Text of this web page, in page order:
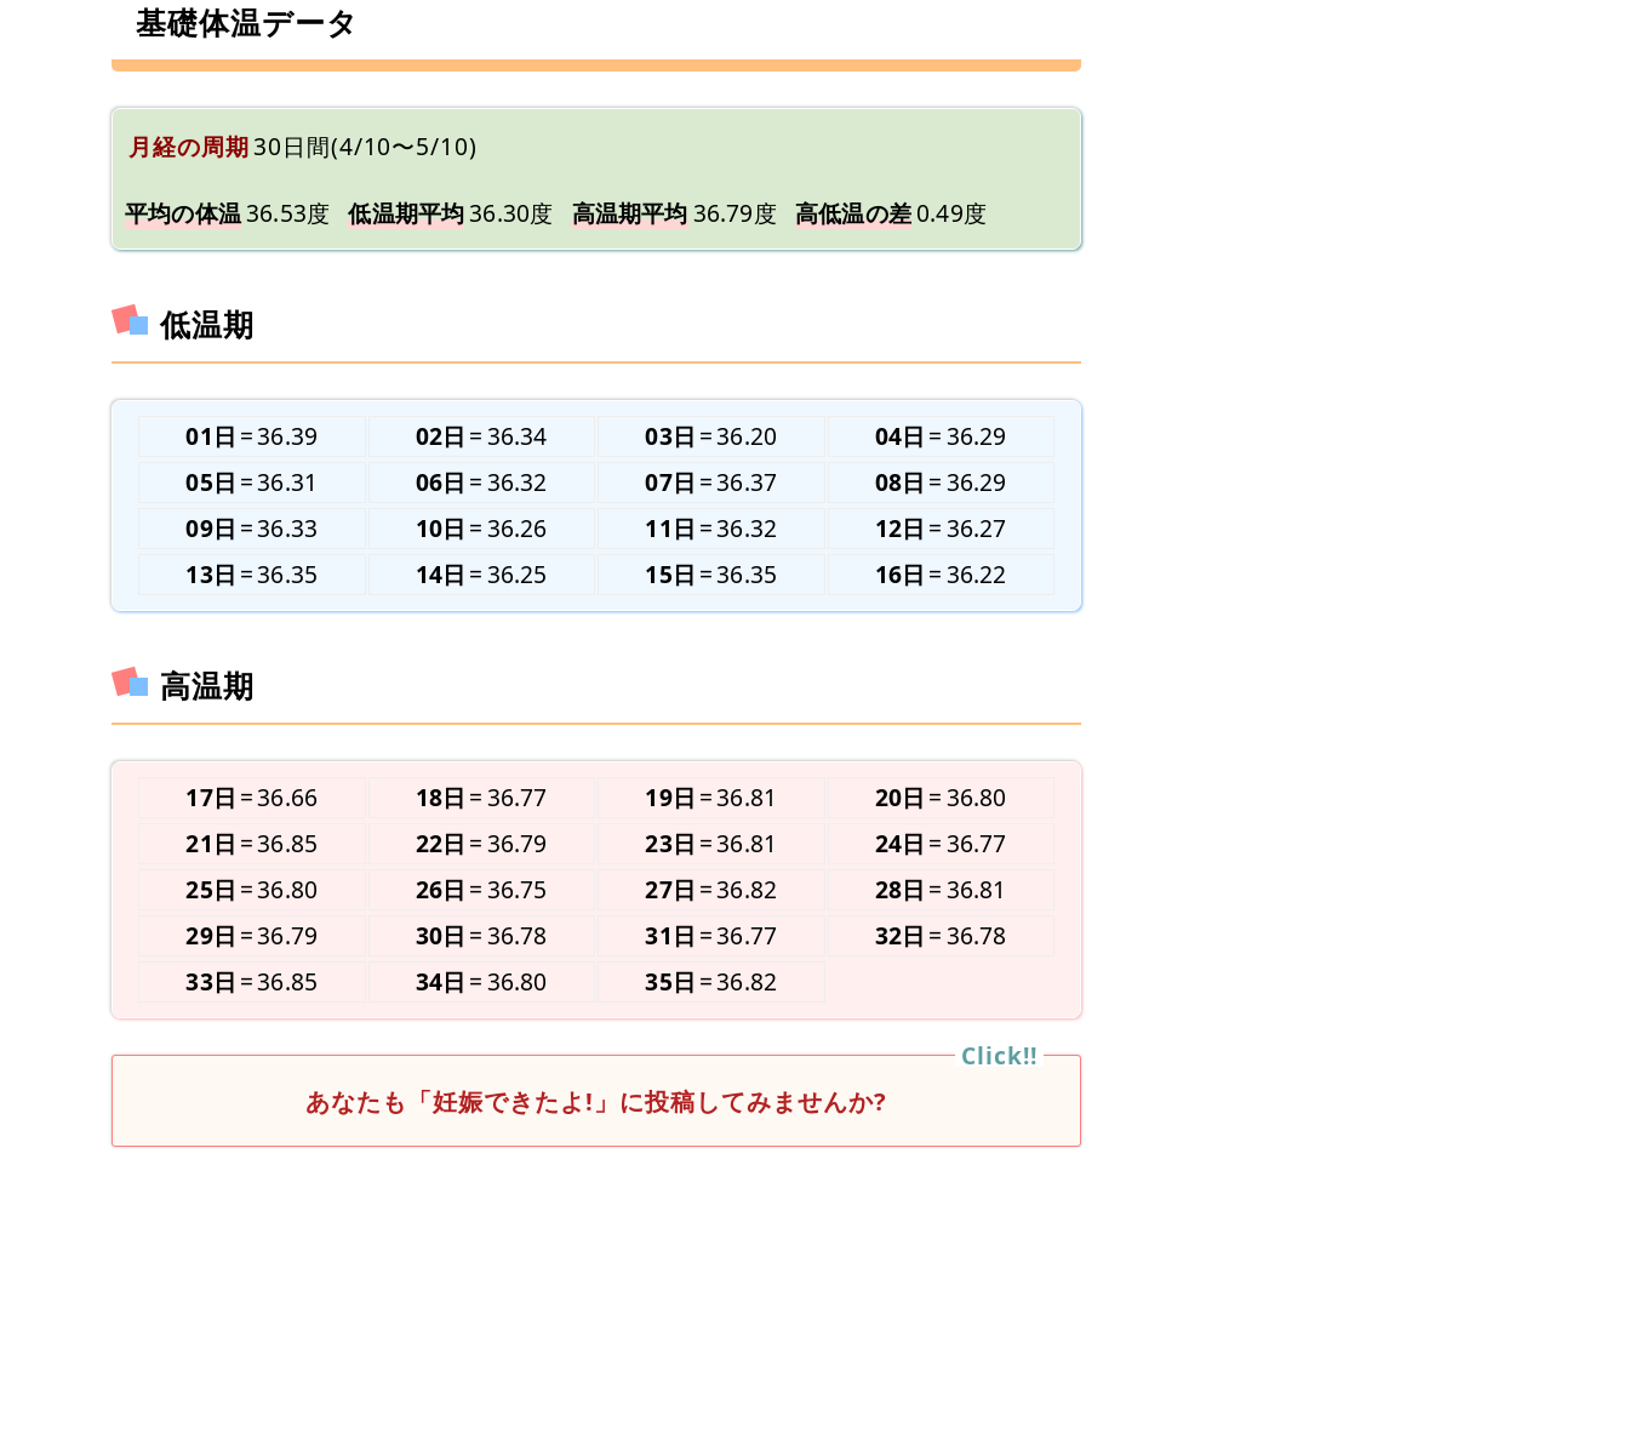
基礎体温データ
月経の周期30日間(4/10〜5/10)
平均の体温36.53度 低温期平均36.30度 高温期平均36.79度 高低温の差0.49度
低温期
01日 36.39 02日 36.34 03日 36.20 04日
36.29
05日
36.31 06日 36.32 07日 36.37 08日
36.29
09日
36.33 10日 36.26 11日 36.32 12日
36.27
13日
36.35 14日 36.25 15日 36.35 16日 36.22
高温期
17日 36.66 18日 36.77 19日 36.81 20日
36.80
21日
36.85 22日 36.79 23日 36.81 24日
36.77
25日
36.80 26日 36.75 27日 36.82 28日
36.81
29日
36.79 30日 36.78 31日 36.77 32日
36.78
33日
36.85 34日 36.80 35日 36.82
あなたも「妊娠できたよ!」に投稿してみませんか?